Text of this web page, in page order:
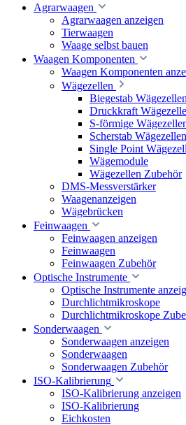
Agrarwaagen
Agrarwaagen anzeigen
Tierwaagen
Waage selbst bauen
Waagen Komponenten
Waagen Komponenten
Wägezellen
Biegestab Wägezellen
Druckkraft
S-förmige
Scherstab Wägezellen
Single Point
Wägemodule
Wägezellen Zubehör
DMS-Messverstärker
Waagenanzeigen
Wägebrücken
Feinwaagen
Feinwaagen anzeigen
Feinwaagen
Feinwaagen Zubehör
Optische Instrumente
Optische Instrumente
Durchlichtmikroskope
Durchlichtmikroskope
Sonderwaagen
Sonderwaagen anzeigen
Sonderwaagen
Sonderwaagen Zubehör
ISO-Kalibrierung
ISO-Kalibrierung anzeigen
ISO-Kalibrierung
Eichkosten